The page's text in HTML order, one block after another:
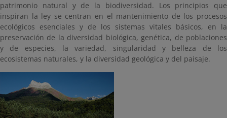
patrimonio natural y de la biodiversidad. Los principios que
inspiran la ley se centran en el mantenimiento de los procesos
ecológicos esenciales y de los sistemas vitales básicos, en la
preservación de la diversidad biológica, genética, de poblaciones
y de especies, la variedad, singularidad y belleza de los
ecosistemas naturales, y la diversidad geológica y del paisaje.